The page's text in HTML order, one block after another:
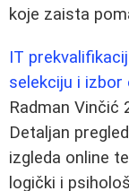
koje zaista
IT
selekciju i izbor
Radman Vinčić
Detaljan
izgleda online
logički i